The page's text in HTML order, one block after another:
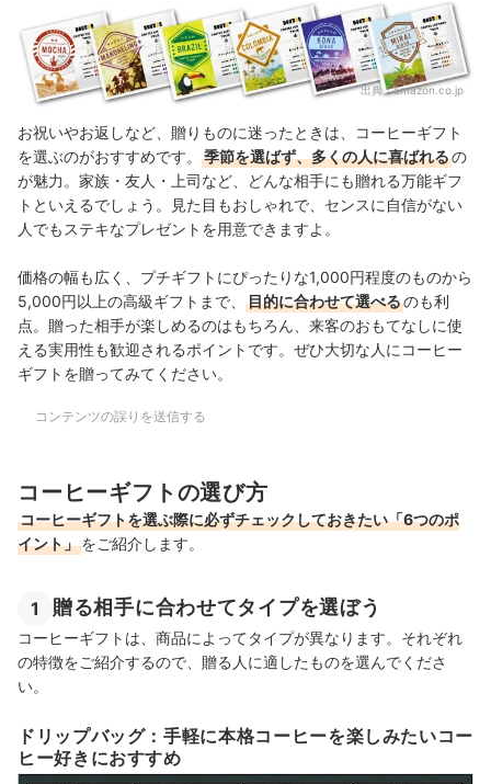
出典：amazon.co.jp
お祝いやお返しなど、贈りものに迷ったときは、コーヒーギフト
を選ぶのがおすすめです。
季節を選ばず、多くの人に喜ばれるの
が魅力。家族・友人・上司など、どんな相手にも贈れる万能ギフ
トといえるでしょう。見た目もおしゃれで、センスに自信がない
人でもステキなプレゼントを用意できますよ。
価格の幅も広く、 プチギフトにぴったりな1,000円程度のものから
5,000円以上の高級ギフトまで、
目的に合わせて選べるのも利
点。贈った相手が楽しめるのはもちろん、来客のおもてなしに使
える実用性も歓迎されるポイントです。ぜひ大切な人にコーヒー
ギフトを贈ってみてください。
コンテンツの誤りを送信する
コーヒーギフトの選び方
コーヒーギフトを選ぶ際に必ずチェックしておきたい「6つのポ
イント」をご紹介します。
1 贈る相手に合わせてタイプを選ぼう
コーヒーギフトは、商品によってタイプが異なります。それぞれ
の特徴をご紹介するので、贈る人に適したものを選んでくださ
い。
ドリップバッグ：手軽に本格コーヒーを楽しみたいコー
ヒー好きにおすすめ